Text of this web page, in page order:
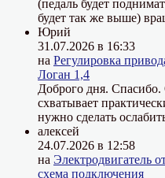
(педаль будет
будет так же выше)
Юрий
31.07.2026 в 16:33
на Регулировка
Логан 1,4
Доброго дня.
схватывает
нужно сделать
алексей
24.07.2026 в 12:58
на Электродвигатель
схема подключения